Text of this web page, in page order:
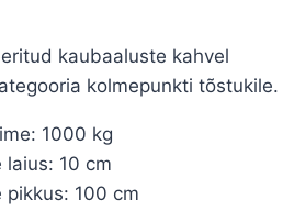
kaubaaluste kahvel
kolmepunkti tõstukile.
1000 kg
laius: 10 cm
pikkus: 100 cm